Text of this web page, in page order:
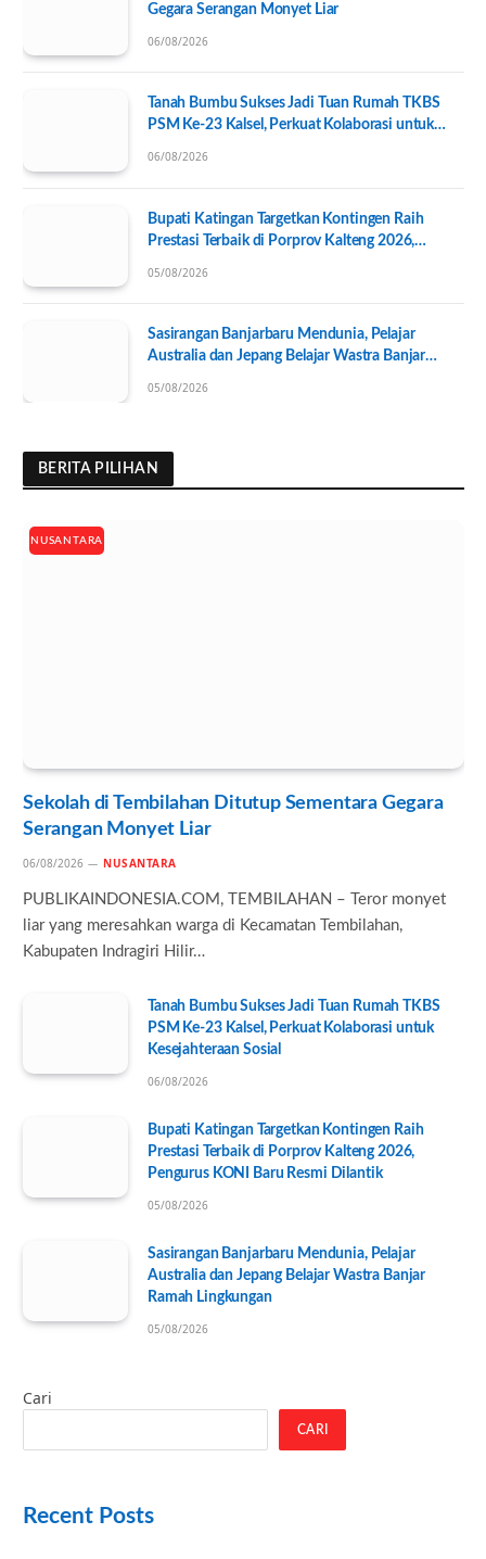
Gegara Serangan Monyet Liar
06/08/2026
Tanah Bumbu Sukses Jadi Tuan Rumah TKBS
PSM Ke-23 Kalsel, Perkuat Kolaborasi untuk
06/08/2026
Bupati Katingan Targetkan Kontingen Raih
Prestasi Terbaik di Porprov Kalteng 2026,
05/08/2026
Sasirangan Banjarbaru Mendunia, Pelajar
Australia dan Jepang Belajar Wastra Banjar
05/08/2026
BERITA PILIHAN
NUSANTARA
Sekolah di Tembilahan Ditutup Sementara Gegara
Serangan Monyet Liar
06/08/2026 NUSANTARA
PUBLIKAINDONESIA.COM, TEMBILAHAN – Teror monyet
liar yang meresahkan warga di Kecamatan Tembilahan,
Kabupaten Indragiri Hilir…
Tanah Bumbu Sukses Jadi Tuan Rumah TKBS
PSM Ke-23 Kalsel, Perkuat Kolaborasi untuk
Kesejahteraan Sosial
06/08/2026
Bupati Katingan Targetkan Kontingen Raih
Prestasi Terbaik di Porprov Kalteng 2026,
Pengurus KONI Baru Resmi Dilantik
05/08/2026
Sasirangan Banjarbaru Mendunia, Pelajar
Australia dan Jepang Belajar Wastra Banjar
Ramah Lingkungan
05/08/2026
Cari
CARI
Recent Posts